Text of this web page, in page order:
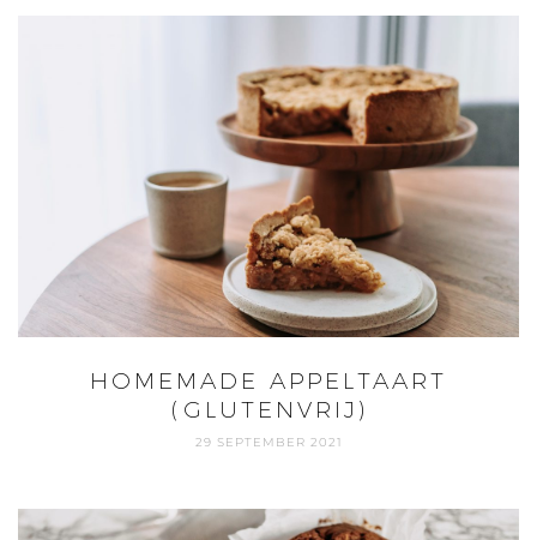
HOMEMADE APPELTAART
(GLUTENVRIJ)
29 SEPTEMBER 2021